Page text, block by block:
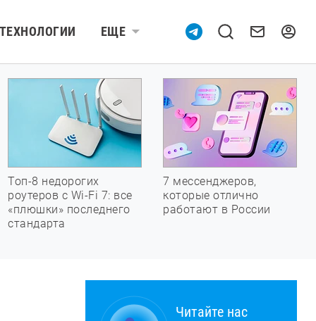
ТЕХНОЛОГИИ ЕЩЕ
Топ-8 недорогих
роутеров с Wi-Fi 7: все
«плюшки» последнего
стандарта
7 мессенджеров,
которые отлично
работают в России
Читайте нас